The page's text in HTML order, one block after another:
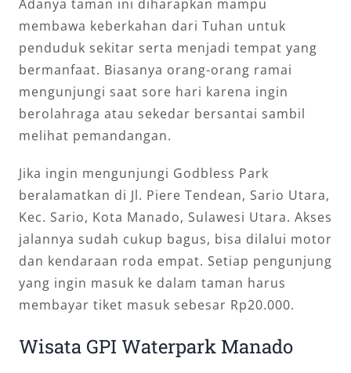
Adanya taman ini diharapkan mampu
membawa keberkahan dari Tuhan untuk
penduduk sekitar serta menjadi tempat yang
bermanfaat. Biasanya orang-orang ramai
mengunjungi saat sore hari karena ingin
berolahraga atau sekedar bersantai sambil
melihat pemandangan.
Jika ingin mengunjungi Godbless Park
beralamatkan di Jl. Piere Tendean, Sario Utara,
Kec. Sario, Kota Manado, Sulawesi Utara. Akses
jalannya sudah cukup bagus, bisa dilalui motor
dan kendaraan roda empat. Setiap pengunjung
yang ingin masuk ke dalam taman harus
membayar tiket masuk sebesar Rp20.000.
Wisata GPI Waterpark Manado